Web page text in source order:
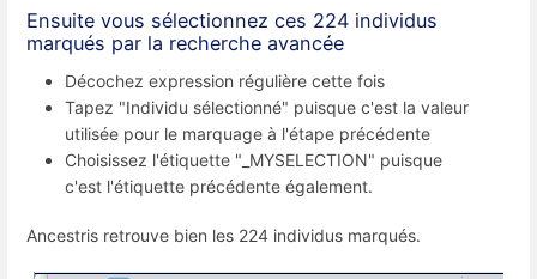
Ensuite vous sélectionnez ces 224 individus
marqués par la recherche avancée
Décochez expression régulière cette fois
Tapez "Individu sélectionné" puisque c'est la valeur
utilisée pour le marquage à l'étape précédente
Choisissez l'étiquette "_MYSELECTION" puisque
c'est l'étiquette précédente également.
Ancestris retrouve bien les 224 individus marqués.